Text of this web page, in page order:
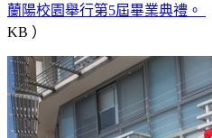
蘭陽校園舉行第5屆畢業典禮。
KB ）